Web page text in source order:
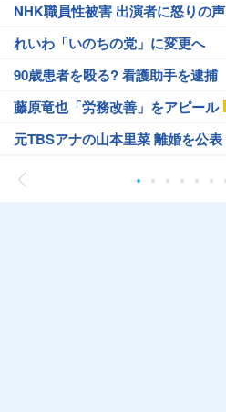
NHK職員性被害 出演者に怒りの声
れいわ「いのちの党」に変更へ
90歳患者を殴る? 看護助手を逮捕
藤原竜也「労務改善」をアピール
元TBSアナの山本里菜 離婚を公表